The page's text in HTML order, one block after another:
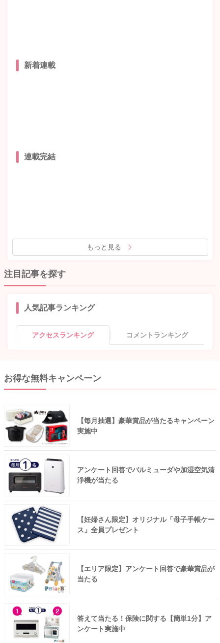
新着連載
連載完結
もっと見る
注目記事を探す
人気記事ランキング
アクセスランキング コメントランキング
お得な無料キャンペーン
【毎月抽選】豪華賞品が当たるキャンペーン
実施中
アンケート回答でバルミューダや加湿空気清
浄機が当たる
【妊婦さん限定】オリジナル「母子手帳ケー
ス」全員プレゼント
【エリア限定】アンケート回答で豪華賞品が
当たる
答えて当たる！保険に関する【簡単1分】ア
ンケート実施中